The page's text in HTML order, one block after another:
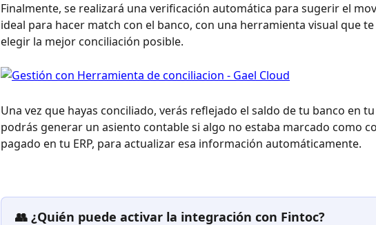
Finalmente, se realizará una verificación automática para sugerir el
ideal para hacer match con el banco, con una herramienta visual que
elegir la mejor conciliación posible.
Una vez que hayas conciliado, verás reflejado el saldo de tu banco en
podrás generar un asiento contable si algo no estaba marcado como
pagado en tu ERP, para actualizar esa información automáticamente.
👥 ¿Quién puede activar la integración con Fintoc?